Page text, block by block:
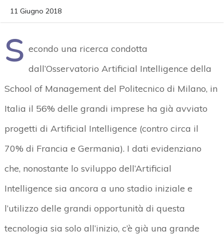
11 Giugno 2018
S econdo una ricerca condotta
dall’Osservatorio Artificial Intelligence della
School of Management del Politecnico di Milano, in
Italia il 56% delle grandi imprese ha già avviato
progetti di Artificial Intelligence (contro circa il
70% di Francia e Germania). I dati evidenziano
che, nonostante lo sviluppo dell’Artificial
Intelligence sia ancora a uno stadio iniziale e
l’utilizzo delle grandi opportunità di questa
tecnologia sia solo all’inizio, c’è già una grande